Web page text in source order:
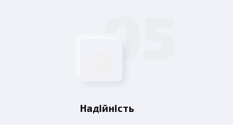
Надійність